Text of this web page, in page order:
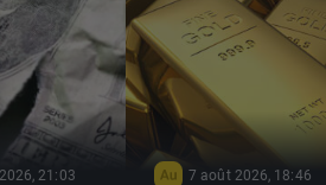
21:03 7 août 2026, 18:46